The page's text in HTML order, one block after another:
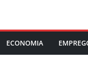
ECONOMIA